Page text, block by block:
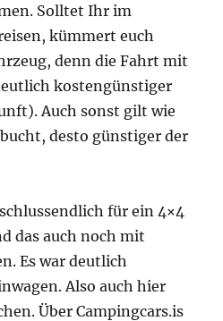
Solltet Ihr im
kümmert euch
denn die Fahrt mit
kostengünstiger
Auch sonst gilt wie
desto günstiger der
für ein 4×4
das auch noch mit
Es war deutlich
Also auch hier
Über Campingcars.is